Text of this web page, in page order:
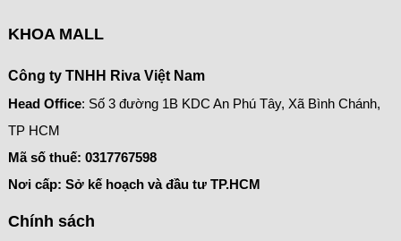
KHOA MALL
Công ty TNHH Riva Việt Nam
Head Office: Số 3 đường 1B KDC An Phú Tây, Xã Bình Chánh,
TP HCM
Mã số thuế: 0317767598
Nơi cấp: Sở kế hoạch và đầu tư TP.HCM
Chính sách